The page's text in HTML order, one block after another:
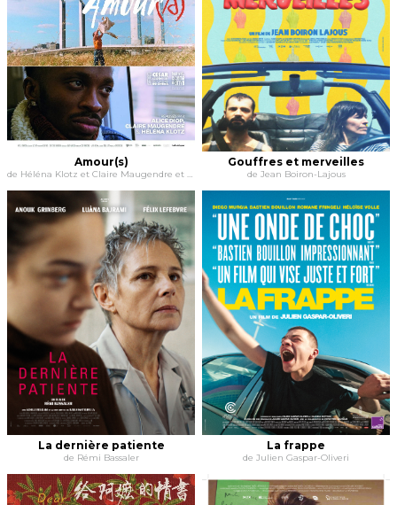
Amour(s)
de Héléna Klotz et Claire Maugendre et Alice Diop
Gouffres et merveilles
de Jean Boiron-Lajous
La dernière patiente
de Rémi Bassaler
La frappe
de Julien Gaspar-Oliveri